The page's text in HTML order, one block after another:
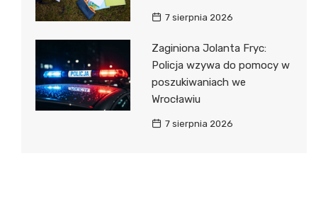
7 sierpnia 2026
Zaginiona Jolanta Fryc:
Policja wzywa do pomocy w
poszukiwaniach we
Wrocławiu
7 sierpnia 2026